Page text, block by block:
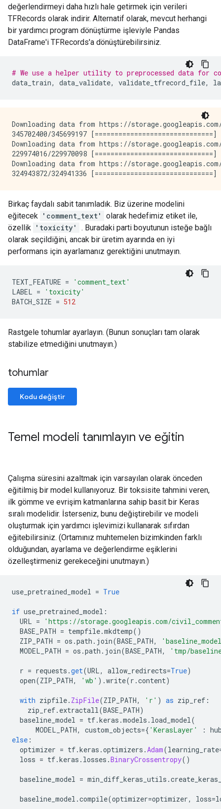
değerlendirmeyi daha hızlı hale getirmek için verileri
TFRecords olarak indirir. Alternatif olarak, mevcut herhangi
bir yardımcı program dönüştürme işleviyle Pandas
DataFrame'i TFRecords'a dönüştürebilirsiniz.
# We use a helper utility to preprocessed data for
data_train, data_validate, validate_tfrecord_file,
Downloading data from https://
345702400/345699197
Downloading data from https://
229974016/229970098
Downloading data from https://
Birkaç faydalı sabit tanımladık. Biz üzerine modelini
eğitecek 'comment_text'
olarak hedefimiz etiket ile,
özellik 'toxicity'
. Buradaki parti boyutunun isteğe bağlı
olarak seçildiğini, ancak bir üretim ayarında en iyi
performans için ayarlamanız gerektiğini unutmayın.
TEXT_FEATURE =
'comment_text'
LABEL =
'toxicity'
BATCH_SIZE = 512
Rastgele tohumlar ayarlayın. (Bunun sonuçları tam olarak
stabilize etmediğini unutmayın.)
tohumlar
Kodu değiştir
Temel modeli tanımlayın ve eğitin
Çalışma süresini azaltmak için varsayılan olarak önceden
eğitilmiş bir model kullanıyoruz. Bir toksisite tahmini veren,
ilk gömme ve evrişim katmanlarına sahip basit bir Keras
sıralı modelidir. İsterseniz, bunu değiştirebilir ve modeli
oluşturmak için yardımcı işlevimizi kullanarak sıfırdan
eğitebilirsiniz. (Ortamınız muhtemelen bizimkinden farklı
olduğundan, ayarlama ve değerlendirme eşiklerini
özelleştirmeniz gerekeceğini unutmayın.)
use_pretrained_model = True
if use_pretrained_model :
URL =
'https://storage.googleapis.com/
BASE_PATH = tempfile.mkdtemp()
ZIP_PATH = os .path . join(BASE_PATH,
MODEL_PATH = os .path . join(BASE_PATH, 'tmp/
r = requests .get(URL, allow_redirects=True)
open(ZIP_PATH, 'wb' ).write(r .content)
with zipfile. ZipFile(ZIP_PATH, 'r' ) as zip_ref :
zip_ref. extractall(BASE_PATH)
baseline_model = tf.keras .models . load_model(
MODEL_PATH, custom_objects={ 'KerasLayer' :
else :
optimizer = tf.keras .optimizers .Adam(learning_rate
loss = tf.keras . losses .BinaryCrossentropy()
baseline_model = min_diff_keras_utils .
baseline_model .compile(optimizer=optimizer, loss=